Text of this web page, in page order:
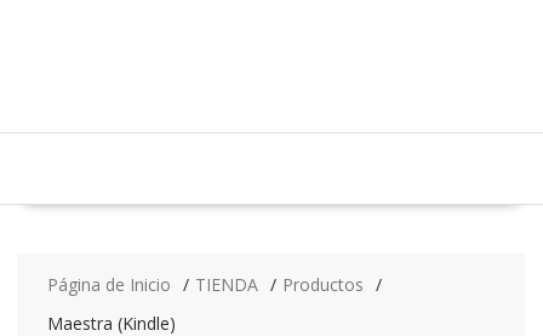
Página de Inicio TIENDA
Productos
Maestra (Kindle)